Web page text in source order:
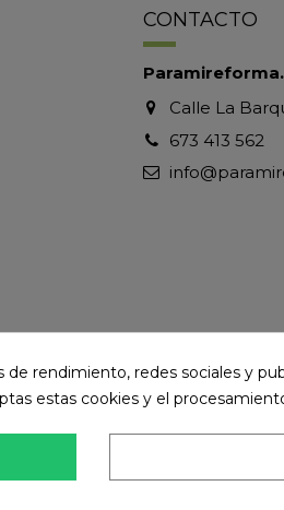
CONTACTO
Calle La
673 413 562
rendimiento, redes sociales y
estas cookies y el